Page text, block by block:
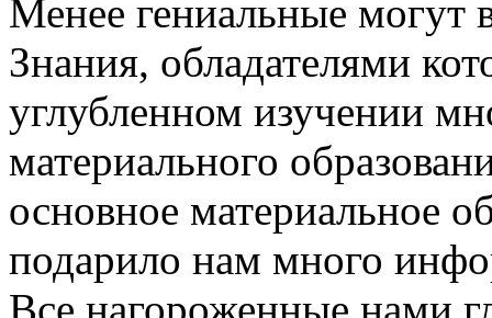
Менее гениальные могут
Знания, обладателями
углубленном изучении
материального
основное материальное
подарило нам много
Все нагороженные нами